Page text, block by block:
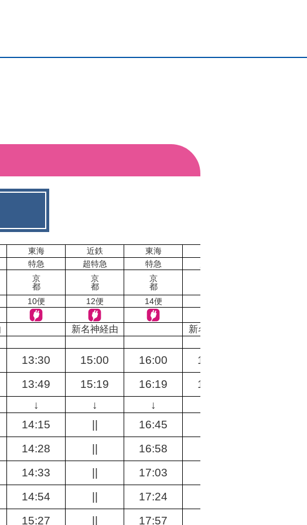
東海 近鉄 東海
特急 超特急 特急
京
都
京
都
京
都
10便 12便 14便
新名神経由 新名神経由
13:30 15:00 16:00 17:00
13:49 15:19 16:19 17:19
↓ ↓ ↓
14:15 16:45
14:28 16:58
14:33 17:03
14:54 17:24
15:27 17:57